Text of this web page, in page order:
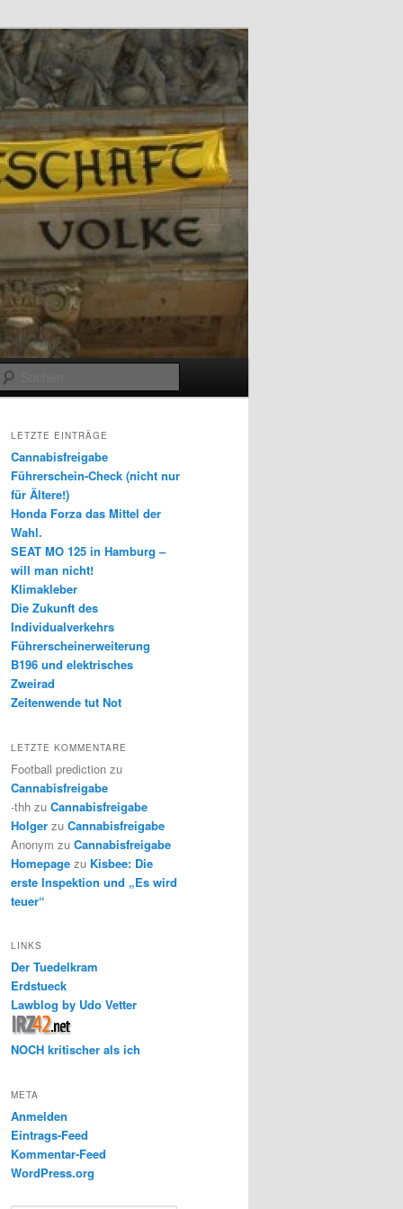
LETZTE EINTRÄGE
Cannabisfreigabe
Führerschein-Check (nicht nur
für Ältere!)
Honda Forza das Mittel der
Wahl.
SEAT MO 125 in Hamburg –
will man nicht!
Klimakleber
Die Zukunft des
Individualverkehrs
Führerscheinerweiterung
B196 und elektrisches
Zweirad
Zeitenwende tut Not
LETZTE KOMMENTARE
Football prediction zu
Cannabisfreigabe
-thh zu Cannabisfreigabe
Holger zu Cannabisfreigabe
Anonym zu Cannabisfreigabe
Homepage zu Kisbee: Die
erste Inspektion und „Es wird
teuer“
LINKS
Der Tuedelkram
Erdstueck
Lawblog by Udo Vetter
NOCH kritischer als ich
META
Anmelden
Eintrags-Feed
Kommentar-Feed
WordPress.org